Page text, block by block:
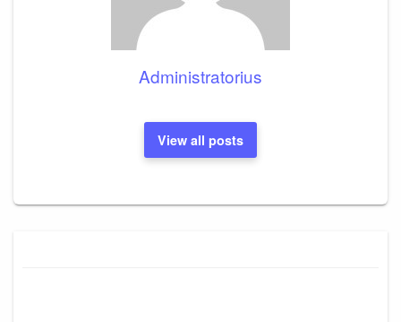
Administratorius
View all posts